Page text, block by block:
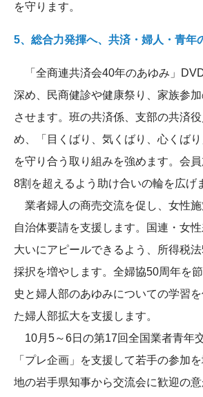
を守ります。
5、総合力発揮へ、共済・婦人・青年
「全商連共済会40年のあゆみ」
深め、民商健診や健康祭り、家族参
させます。班の共済係、支部の共済
め、「目くばり、気くばり、心くば
を守り合う取り組みを強めます。会
8割を超えるよう助け合いの輪を広げ
業者婦人の商売交流を促し、女性施
自治体要請を支援します。国連・女
大いにアピールできるよう、所得税
採択を増やします。全婦協50周年を
史と婦人部のあゆみについての学習
た婦人部拡大を支援します。
10月5～6日の第17回全国業者青年
「プレ企画」を支援して若手の参加
地の岩手県知事から交流会に歓迎の